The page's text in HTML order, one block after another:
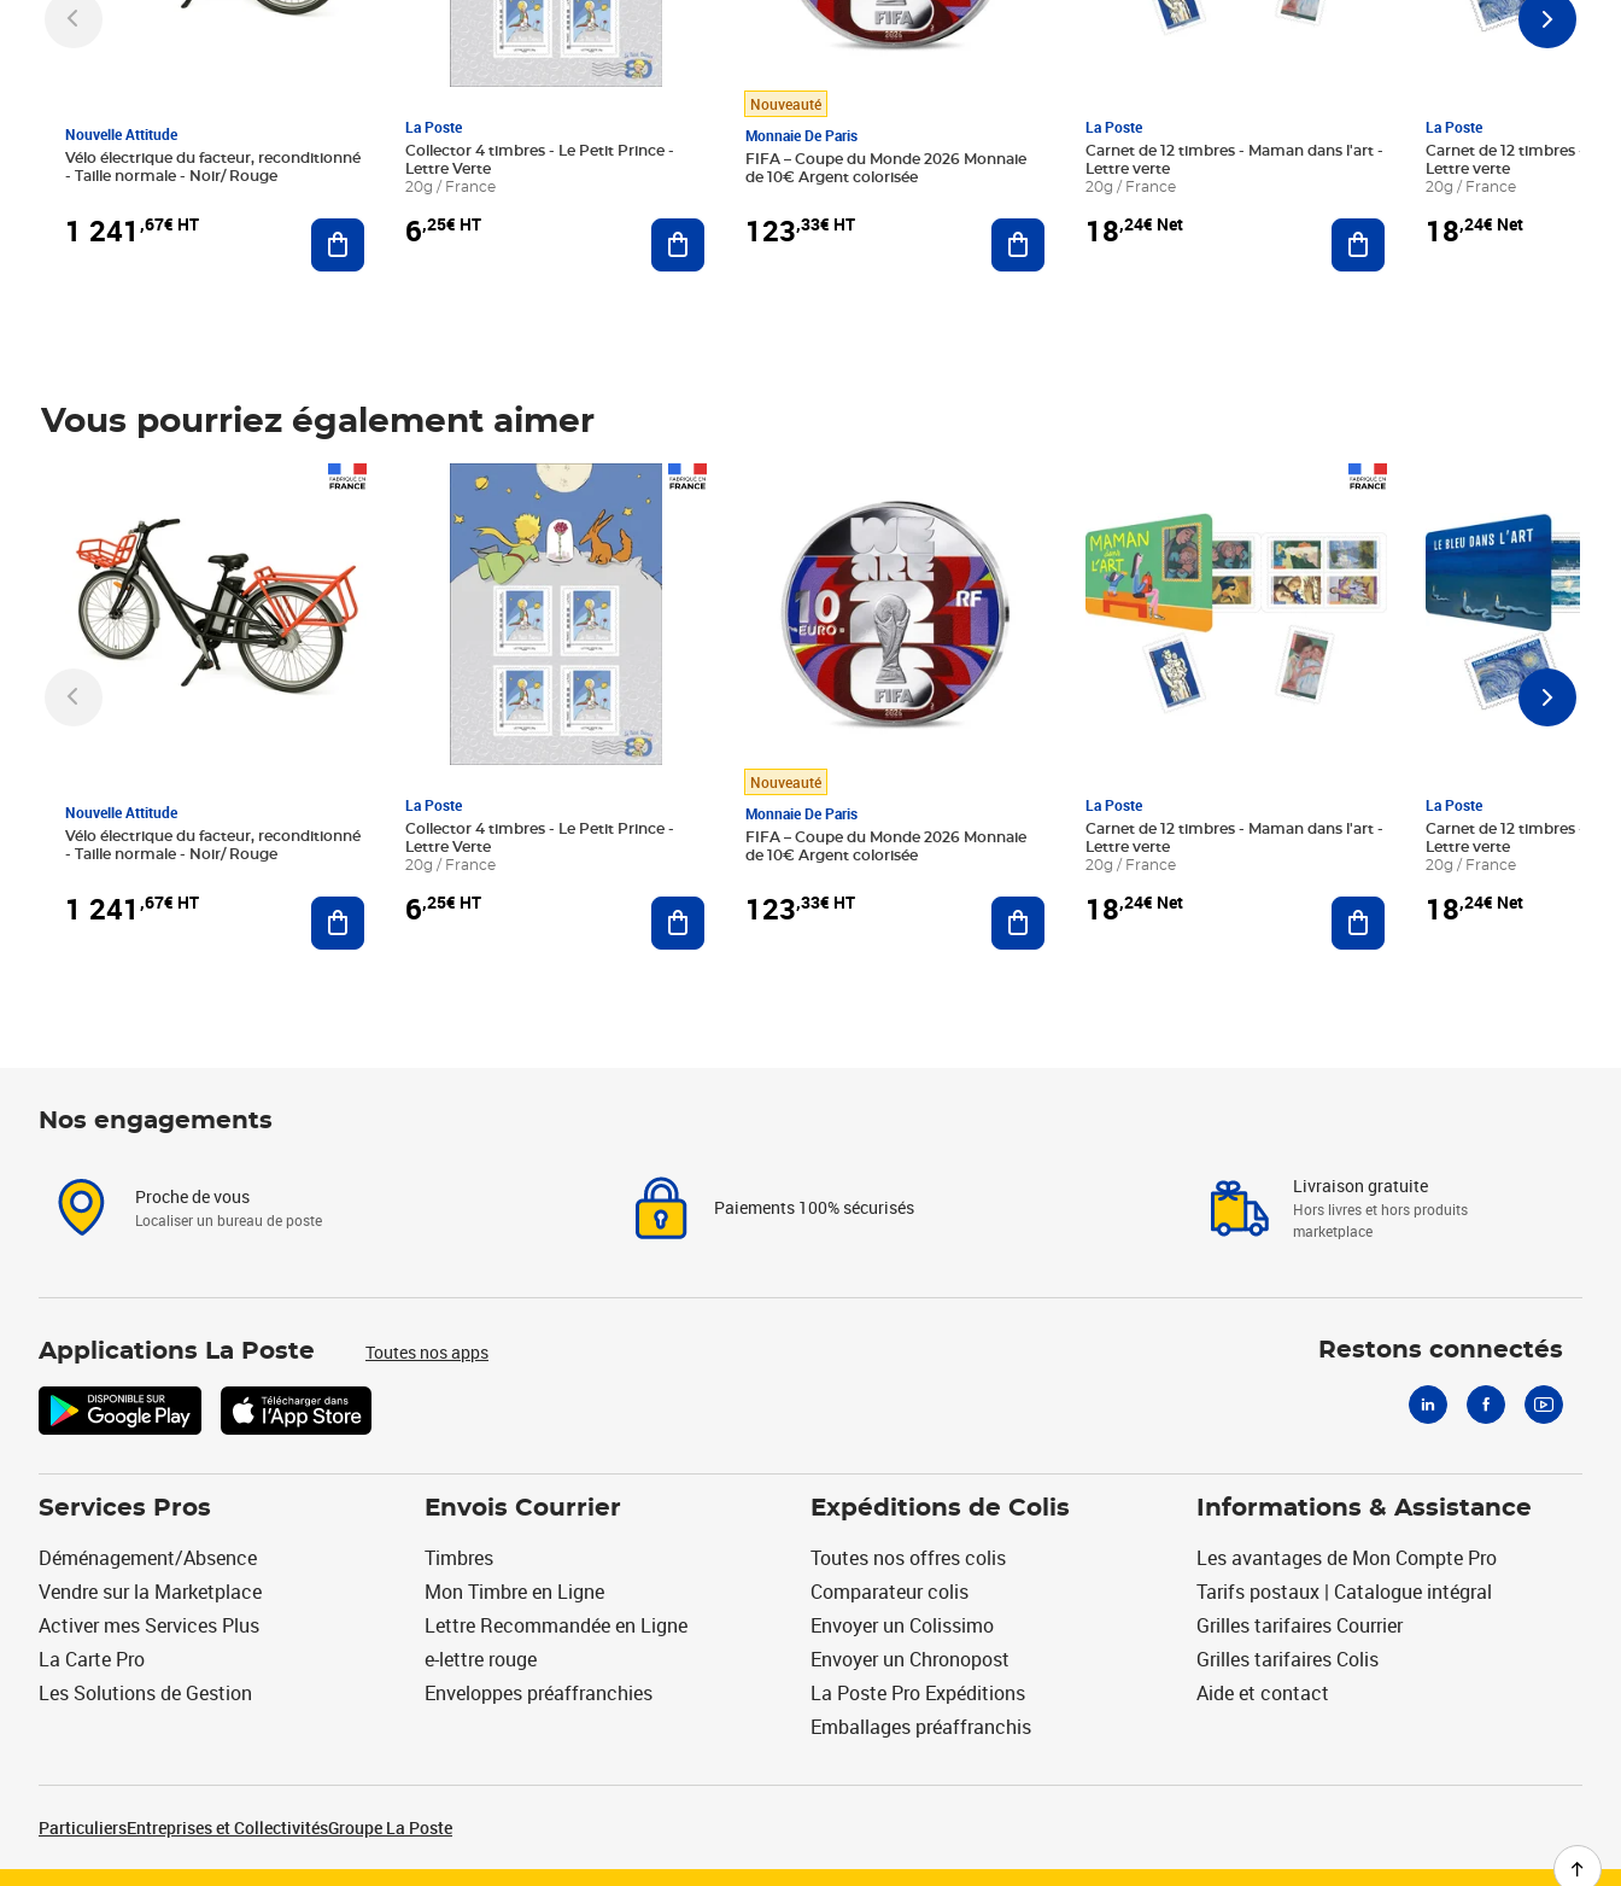
Nouvelle Attitude
Vélo électrique du facteur, reconditionné
- Taille normale - Noir/ Rouge
1 241 ,67€ HT Ajouter au panier
La Poste
Collector 4 timbres - Le Petit Prince -
Lettre Verte
20g / France
6,25€ HT Ajouter au panier
Nouveauté
Monnaie De Paris
FIFA – Coupe du Monde 2026 Monnaie
de 10€ Argent colorisée
123,33€ HT Ajouter au panier
La Poste
Carnet de 12 timbres - Maman dans l'art -
Lettre verte
20g / France
18,24€ Net Ajouter au panier
La Poste
Carnet de 12 timbres - Le
Lettre verte
20g / France
18,24€ Net
Vous pourriez également aimer
Nouvelle Attitude
Vélo électrique du facteur, reconditionné
- Taille normale - Noir/ Rouge
1 241 ,67€ HT Ajouter au panier
La Poste
Collector 4 timbres - Le Petit Prince -
Lettre Verte
20g / France
6,25€ HT
Prix 6,25€ HT
Ajouter au panier
Nouveauté
Monnaie De Paris
FIFA – Coupe du Monde 2026 Monnaie
de 10€ Argent colorisée
123,33€ HT Ajouter au panier
La Poste
Carnet de 12 timbres - Maman dans l'art -
Lettre verte
20g / France
18,24€ Net Ajouter au panier
La Poste
Carnet de 12 timbres - Le
Lettre verte
20g / France
18,24€ Net
Nos engagements
Proche de vous
Localiser un bureau de poste
Paiements 100% sécurisés
Livraison gratuite
Hors livres et hors produits
marketplace
Applications La Poste Toutes nos apps Restons connectés
Services Pros
Déménagement/Absence
Vendre sur la Marketplace
Activer mes Services Plus
La Carte Pro
Les Solutions de Gestion
Envois Courrier
Timbres
Mon Timbre en Ligne
Lettre Recommandée en Ligne
e-lettre rouge
Enveloppes préaffranchies
Expéditions de Colis
Toutes nos offres colis
Comparateur colis
Envoyer un Colissimo
Envoyer un Chronopost
La Poste Pro Expéditions
Emballages préaffranchis
Informations & Assistance
Les avantages de Mon Compte Pro
Tarifs postaux | Catalogue intégral
Grilles tarifaires Courrier
Grilles tarifaires Colis
Aide et contact
ParticuliersEntreprises et CollectivitésGroupe La Poste